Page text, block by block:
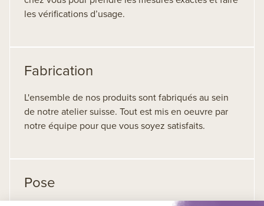
les vérifications d’usage.
Fabrication
L'ensemble de nos produits sont fabriqués au sein
de notre atelier suisse. Tout est mis en oeuvre par
notre équipe pour que vous soyez satisfaits.
Pose